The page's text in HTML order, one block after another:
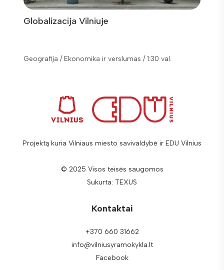
Globalizacija Vilniuje
Geografija / Ekonomika ir verslumas / 1:30 val.
Projektą kuria Vilniaus miesto savivaldybė ir EDU Vilnius
© 2025 Visos teisės saugomos
Sukurta: TEXUS
Kontaktai
+370 660 31662
info@vilniusyramokykla.lt
Facebook